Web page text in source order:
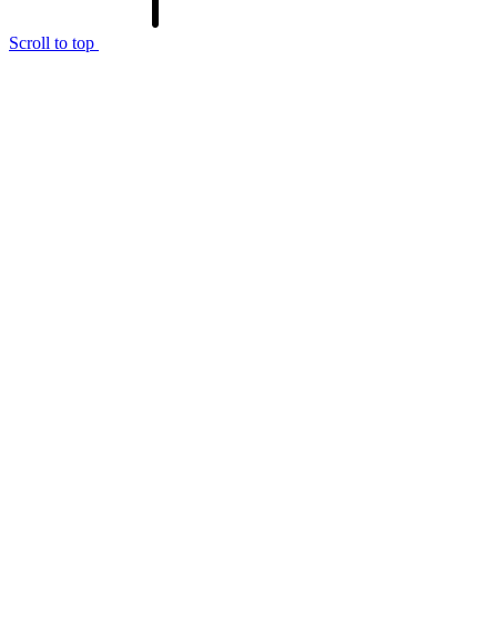
Scroll to top